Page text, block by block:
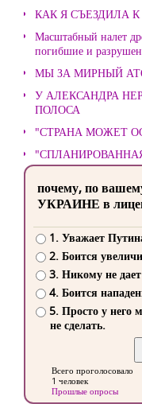
КАК Я СЪЕЗДИЛА
Масштабный налет
погибшие и
МЫ ЗА МИРНЫЙ
У АЛЕКСАНДРА
ПОЛОСА
"СТРАНА МОЖЕТ
почему, по
УКРАИНЕ в
1. Уважает
2. Боится
3. Никому не
4. Боится
5. Просто у него
не сделать.
Всего проголосовало
1 человек
Прошлые опросы